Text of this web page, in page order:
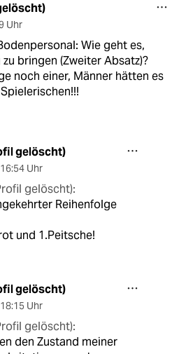
Uhr
Wie geht es,
bringen (Zweiter Absatz)?
noch einer, Männer hätten es
gelöscht)
16:54 Uhr
gelöscht):
Reihenfolge
und 1.Peitsche!
gelöscht)
18:15 Uhr
gelöscht):
den Zustand meiner